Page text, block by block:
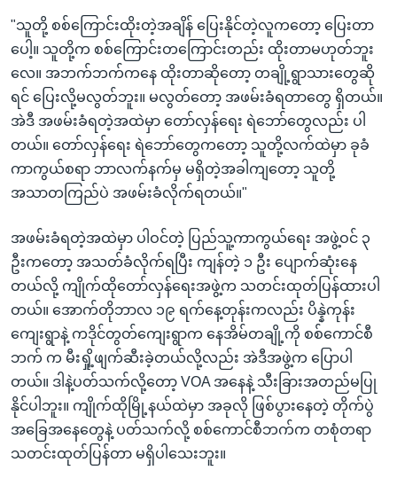
"သူတို့ စစ်ကြောင်းထိုးတဲ့အချိန် ပြေးနိုင်တဲ့လူကတော့ ပြေးတာ
ပေါ့။ သူတို့က စစ်ကြောင်းတကြောင်းတည်း ထိုးတာမဟုတ်ဘူး
လေ။ အဘက်ဘက်ကနေ ထိုးတာဆိုတော့ တချို့ရွာသားတွေဆို
ရင် ပြေးလို့မလွတ်ဘူး။ မလွတ်တော့ အဖမ်းခံရတာတွေ ရှိတယ်။
အဲဒီ အဖမ်းခံရတဲ့အထဲမှာ တော်လှန်ရေး ရဲဘော်တွေလည်း ပါ
တယ်။ တော်လှန်ရေး ရဲဘော်တွေကတော့ သူတို့လက်ထဲမှာ ခုခံ
ကာကွယ်စရာ ဘာလက်နက်မှ မရှိတဲ့အခါကျတော့ သူတို့
အသာတကြည်ပဲ အဖမ်းခံလိုက်ရတယ်။"
အဖမ်းခံရတဲ့အထဲမှာ ပါဝင်တဲ့ ပြည်သူ့ကာကွယ်ရေး အဖွဲ့ဝင် ၃
ဦးကတော့ အသတ်ခံလိုက်ရပြီး ကျန်တဲ့ ၁ ဦး ပျောက်ဆုံးနေ
တယ်လို့ ကျိုက်ထိုတော်လှန်ရေးအဖွဲ့က သတင်းထုတ်ပြန်ထားပါ
တယ်။ အောက်တိုဘာလ ၁၉ ရက်နေ့တုန်းကလည်း ပိန္နဲကုန်း
ကျေးရွာနဲ့ ကဒိုင်တွတ်ကျေးရွာက နေအိမ်တချို့ကို စစ်ကောင်စီ
ဘက် က မီးရှို့ဖျက်ဆီးခဲ့တယ်လို့လည်း အဲဒီအဖွဲ့က ပြောပါ
တယ်။ ဒါနဲ့ပတ်သက်လို့တော့ VOA အနေနဲ့ သီးခြားအတည်မပြု
နိုင်ပါဘူး။ ကျိုက်ထိုမြို့နယ်ထဲမှာ အခုလို ဖြစ်ပွားနေတဲ့ တိုက်ပွဲ
အခြေအနေတွေနဲ့ ပတ်သက်လို့ စစ်ကောင်စီဘက်က တစုံတရာ
သတင်းထုတ်ပြန်တာ မရှိပါသေးဘူး။